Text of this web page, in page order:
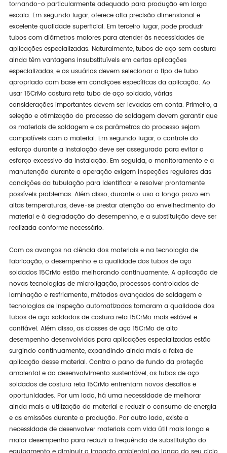
tornando-o particularmente adequado para produção em larga
escala. Em segundo lugar, oferece alta precisão dimensional e
excelente qualidade superficial. Em terceiro lugar, pode produzir
tubos com diâmetros maiores para atender às necessidades de
aplicações especializadas. Naturalmente, tubos de aço sem costura
ainda têm vantagens insubstituíveis em certas aplicações
especializadas, e os usuários devem selecionar o tipo de tubo
apropriado com base em condições específicas da aplicação. Ao
usar 15CrMo costura reta tubo de aço soldado, várias
considerações importantes devem ser levadas em conta. Primeiro, a
seleção e otimização do processo de soldagem devem garantir que
os materiais de soldagem e os parâmetros do processo sejam
compatíveis com o material. Em segundo lugar, o controle do
esforço durante a instalação deve ser assegurado para evitar o
esforço excessivo da instalação. Em seguida, o monitoramento e a
manutenção durante a operação exigem inspeções regulares das
condições da tubulação para identificar e resolver prontamente
possíveis problemas. Além disso, durante o uso a longo prazo em
altas temperaturas, deve-se prestar atenção ao envelhecimento do
material e à degradação do desempenho, e a substituição deve ser
realizada conforme necessário.
Com os avanços na ciência dos materiais e na tecnologia de
fabricação, o desempenho e a qualidade dos tubos de aço
soldados 15CrMo estão melhorando continuamente. A aplicação de
novas tecnologias de microligação, processos controlados de
laminação e resfriamento, métodos avançados de soldagem e
tecnologias de inspeção automatizadas tornaram a qualidade dos
tubos de aço soldados de costura reta 15CrMo mais estável e
confiável. Além disso, as classes de aço 15CrMo de alto
desempenho desenvolvidas para aplicações especializadas estão
surgindo continuamente, expandindo ainda mais a faixa de
aplicação desse material. Contra o pano de fundo da proteção
ambiental e do desenvolvimento sustentável, os tubos de aço
soldados de costura reta 15CrMo enfrentam novos desafios e
oportunidades. Por um lado, há uma necessidade de melhorar
ainda mais a utilização do material e reduzir o consumo de energia
e as emissões durante a produção. Por outro lado, existe a
necessidade de desenvolver materiais com vida útil mais longa e
maior desempenho para reduzir a frequência de substituição do